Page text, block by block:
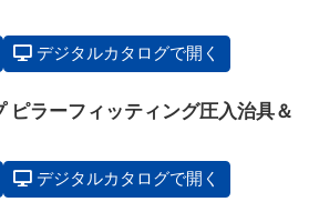
デジタルカタログで開く
ピラーフィッティング圧入治具＆
デジタルカタログで開く